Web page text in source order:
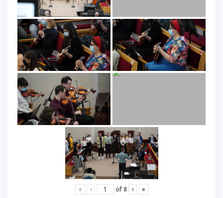
« ‹ of 8 › »